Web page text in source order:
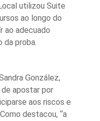
utilizou Suite
ao longo do
ao adecuado
da proba.
González,
apostar por
aos riscos e
destacou, “a